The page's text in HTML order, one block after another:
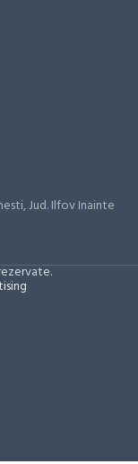
Jud. Ilfov Inainte